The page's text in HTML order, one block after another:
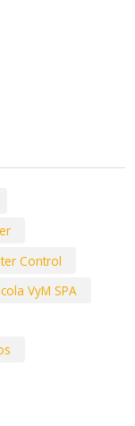
Control
VyM SPA